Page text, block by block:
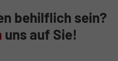
behilflich sein?
uns auf Sie!